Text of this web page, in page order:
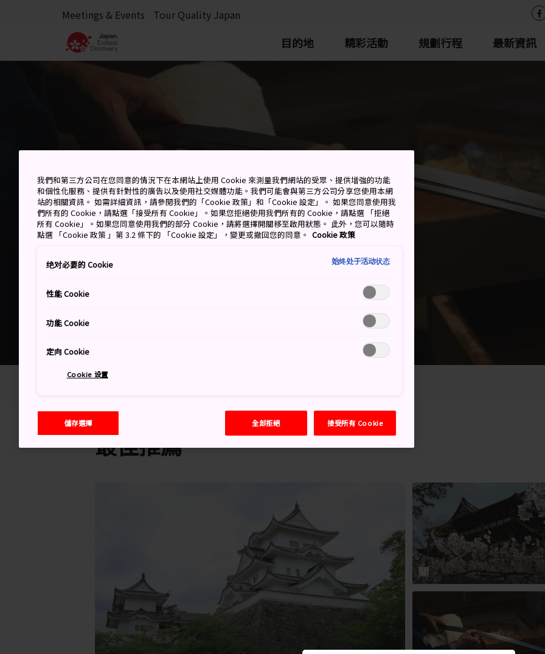
Meetings & Events Tour Quality Japan
目的地 精彩活動 規劃行程 最新資訊
活動
武士與忍者
首頁 活動
最佳推薦
關
我們和第三方公司在您同意的情況下在本網站上使用 Cookie 來測量我們網站的受眾、提供增強的功能
和個性化服務、提供有針對性的廣告以及使用社交媒體功能。我們可能會與第三方公司分享您使用本網
站的相關資訊。 如需詳細資訊，請參閱我們的「Cookie 政策」和「Cookie 設定」。 如果您同意使用我
們所有的 Cookie，請點選「接受所有 Cookie」。如果您拒絕使用我們所有的 Cookie，請點選 「拒絕
所有 Cookie」。如果您同意使用我們的部分 Cookie，請將選擇開關移至啟用狀態。 此外，您可以隨時
點選 「Cookie 政策 」第 3.2 條下的 「Cookie 設定」，變更或撤回您的同意。 Cookie 政策
绝对必要的 Cookie 始终处于活动状态
性能 Cookie
功能 Cookie
定向 Cookie
Cookie 设置
儲存選擇 全部拒絕 接受所有 Cookie